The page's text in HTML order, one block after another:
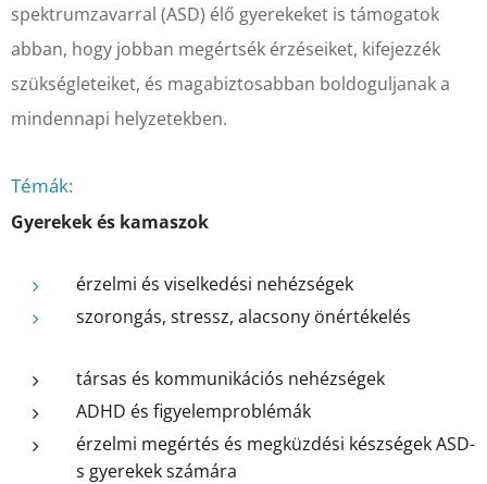
spektrumzavarral (ASD) élő gyerekeket is támogatok
abban, hogy jobban megértsék érzéseiket, kifejezzék
szükségleteiket, és magabiztosabban boldoguljanak a
mindennapi helyzetekben.
Témák:
Gyerekek és kamaszok
érzelmi és viselkedési nehézségek
szorongás, stressz, alacsony önértékelés
társas és kommunikációs nehézségek
ADHD és figyelemproblémák
érzelmi megértés és megküzdési készségek ASD-
s gyerekek számára